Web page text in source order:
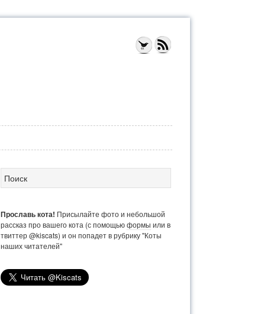
Прославь кота! Присылайте фото и небольшой
рассказ про вашего кота (с помощьюформы или в
твиттер @kiscats) и он попадет в рубрику "Коты
наших читателей"